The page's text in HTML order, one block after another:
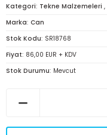
Kategori Tekne Malzemeleri ,
Marka Can
Stok Kodu SR18768
Fiyat 86,00 EUR + KDV
Stok Durumu Mevcut